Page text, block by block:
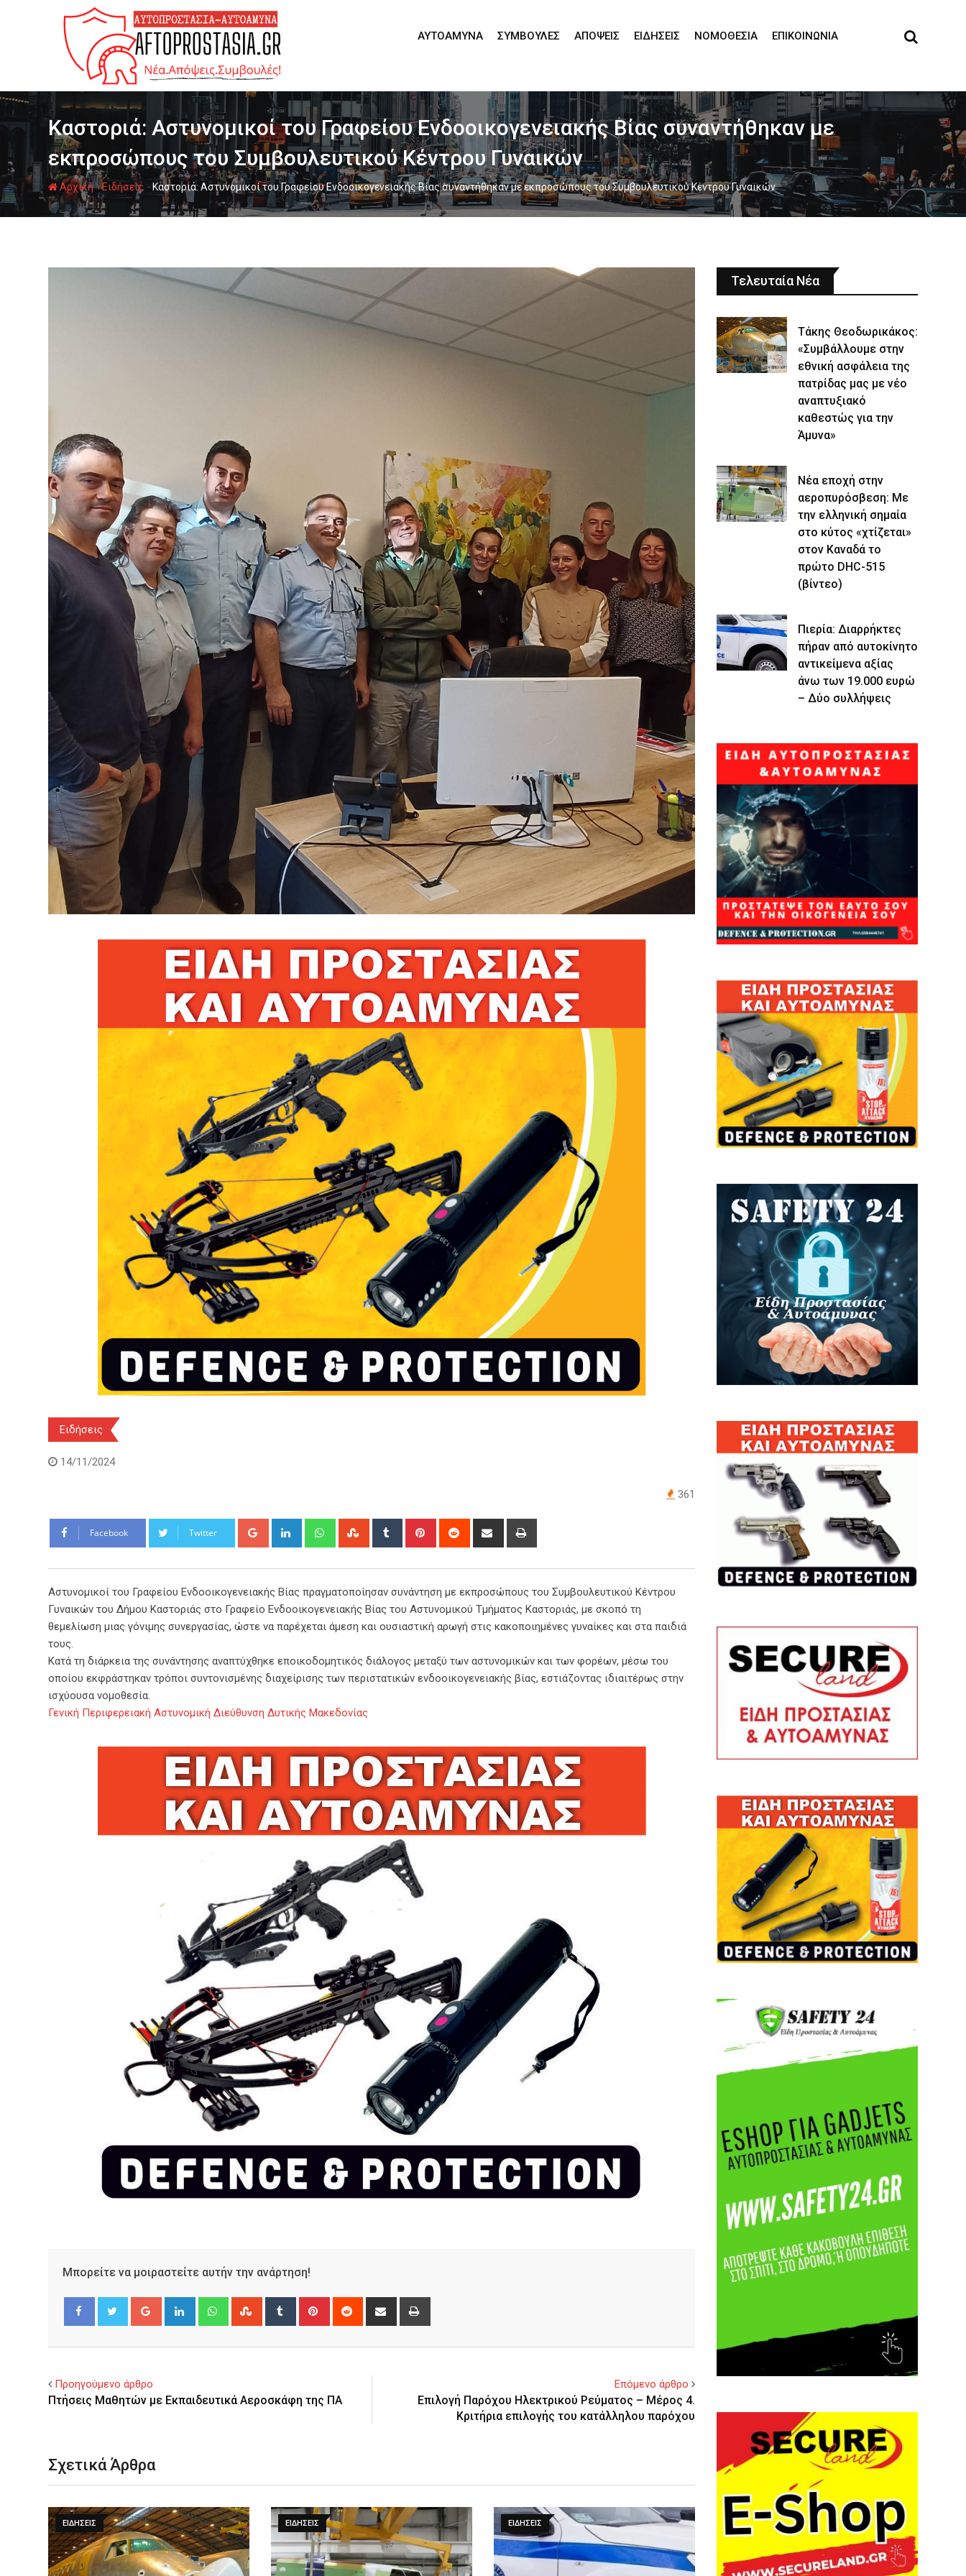
ΑΥΤΟΆΜΥΝΑ
ΣΥΜΒΟΥΛΈΣ ΑΠΌΨΕΙΣ ΕΙΔΉΣΕΙΣ ΝΟΜΟΘΕΣΊΑ ΕΠΙΚΟΙΝΩΝΊΑ
Καστοριά: Αστυνομικοί του Γραφείου Ενδοοικογενειακής Βίας συναντήθηκαν με
εκπροσώπους του Συμβουλευτικού Κέντρου Γυναικών
Αρχική-Ειδήσεις - Καστοριά: Αστυνομικοί του Γραφείου Ενδοοικογενειακής Βίας συναντήθηκαν με εκπροσώπους του Συμβουλευτικού Κέντρου Γυναικών
Ειδήσεις
14/11/2024
361
Facebook Twitter Google+ LinkedIn WhatsappStumbleUpon
Tumblr Pinterest Reddit
Share
Αστυνομικοί του Γραφείου Ενδοοικογενειακής Βίας πραγματοποίησαν συνάντηση με εκπροσώπους του Συμβουλευτικού Κέντρου
Γυναικών του Δήμου Καστοριάς στο Γραφείο Ενδοοικογενειακής Βίας του Αστυνομικού Τμήματος Καστοριάς, με σκοπό τη
θεμελίωση μιας γόνιμης συνεργασίας, ώστε να παρέχεται άμεση και ουσιαστική αρωγή στις κακοποιημένες γυναίκες και στα παιδιά
τους.
Κατά τη διάρκεια της συνάντησης αναπτύχθηκε εποικοδομητικός διάλογος μεταξύ των αστυνομικών και των φορέων, μέσω του
οποίου εκφράστηκαν τρόποι συντονισμένης διαχείρισης των περιστατικών ενδοοικογενειακής βίας, εστιάζοντας ιδιαιτέρως στην
ισχύουσα νομοθεσία.
Γενική Περιφερειακή Αστυνομική Διεύθυνση Δυτικής Μακεδονίας
Μπορείτε να μοιραστείτε αυτήν την ανάρτηση!
Google+ LinkedIn WhatsappStumbleUpon
Tumblr Pinterest Reddit
Share
Προηγούμενο άρθρο
Πτήσεις Μαθητών με Εκπαιδευτικά Αεροσκάφη της ΠΑ
Επόμενο άρθρο
Eπιλογή Παρόχου Ηλεκτρικού Ρεύματος – Μέρος 4.
Κριτήρια επιλογής του κατάλληλου παρόχου
Σχετικά Άρθρα
ΕΙΔΉΣΕΙΣ ΕΙΔΉΣΕΙΣ ΕΙΔΉΣΕΙΣ
Τελευταία Νέα
Τάκης Θεοδωρικάκος:
«Συμβάλλουμε στην
εθνική ασφάλεια της
πατρίδας μας με νέο
αναπτυξιακό
καθεστώς για την
Άμυνα»
Νέα εποχή στην
αεροπυρόσβεση: Με
την ελληνική σημαία
στο κύτος «χτίζεται»
στον Καναδά το
πρώτο DHC-515
(βίντεο)
Πιερία: Διαρρήκτες
πήραν από αυτοκίνητο
αντικείμενα αξίας
άνω των 19.000 ευρώ
– Δύο συλλήψεις